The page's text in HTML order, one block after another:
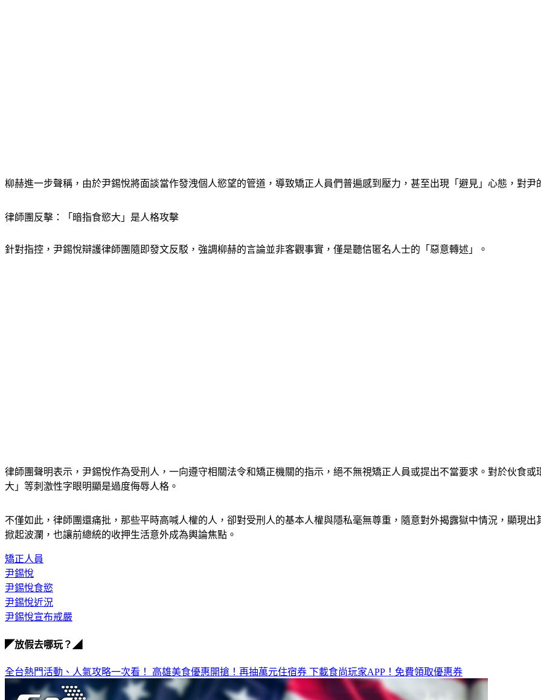
柳赫進一步聲稱，由於尹錫悅將面談當作發洩個人慾望的管道，導致矯正人員們普遍感到壓力，甚至出現「避見」心態，對尹
律師團反擊：「暗指食慾大」是人格攻擊
針對指控，尹錫悅辯護律師團隨即發文反駁，強調柳赫的言論並非客觀事實，僅是聽信匿名人士的「惡意轉述」。
律師團聲明表示，尹錫悅作為受刑人，一向遵守相關法令和矯正機關的指示，絕不無視矯正人員或提出不當要求。對於伙食
大」等刺激性字眼明顯是過度侮辱人格。
不僅如此，律師團還痛批，那些平時高喊人權的人，卻對受刑人的基本人權與隱私毫無尊重，隨意對外揭露獄中情況，顯現
掀起波瀾，也讓前總統的收押生活意外成為輿論焦點。
矯正人員
尹錫悅
尹錫悅食慾
尹錫悅近況
尹錫悅宣布戒嚴
◤放假去哪玩？◢
全台熱門活動、人氣攻略一次看！ 高雄美食優惠開搶！再抽萬元住宿券 下載食尚玩家APP！免費領取優惠券